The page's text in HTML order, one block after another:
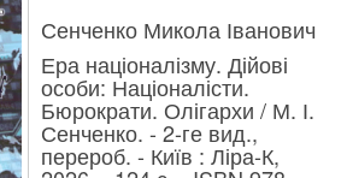
Сенченко Микола Іванович
Ера націоналізму. Дійові
особи: Націоналісти.
Бюрократи. Олігархи / М. І.
Сенченко. - 2-ге вид.,
перероб. - Київ : Ліра-К,